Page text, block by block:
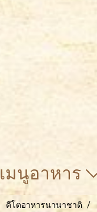
เมนูอาหาร
คีโตอาหารนานาชาติ